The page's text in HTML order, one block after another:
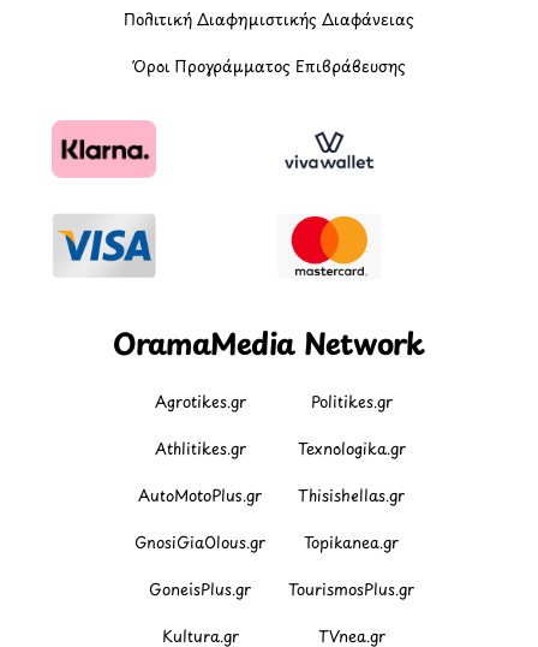
Πολιτική Διαφημιστικής Διαφάνειας
Όροι Προγράμματος Επιβράβευσης
OramaMedia Network
Agrotikes.gr Politikes.gr
Athlitikes.gr Texnologika.gr
AutoMotoPlus.gr Thisishellas.gr
GnosiGiaOlous.gr Topikanea.gr
GoneisPlus.gr TourismosPlus.gr
Kultura.gr TVnea.gr